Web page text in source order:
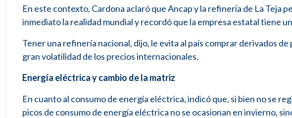
En este contexto, Cardona aclaró que Ancap y la refinería de La Teja
inmediato la realidad mundial y recordó que la empresa estatal tiene
Tener una refinería nacional, dijo, le evita al país comprar derivados
gran volatilidad de los precios internacionales.
Energía eléctrica y cambio de la matriz
En cuanto al consumo de energía eléctrica, indicó que, si bien no se
picos de consumo de energía eléctrica no se ocasionan en invierno,